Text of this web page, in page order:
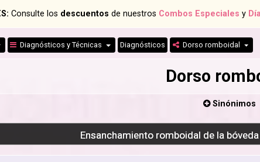
Consulte los descuentos de nuestros Combos Especiales y
Diagnósticos y Técnicas Diagnósticos Dorso romboidal
Dorso
Sinónimos
Ensanchamiento romboidal de la